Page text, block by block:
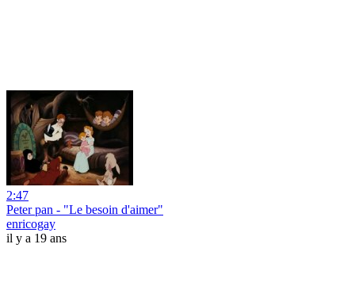
2:47
Peter pan - "Le besoin d'aimer"
enricogay
il y a 19 ans